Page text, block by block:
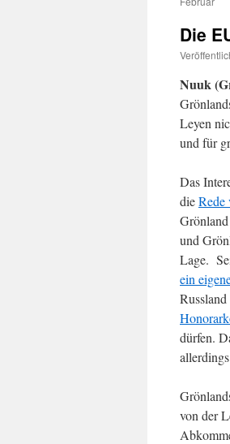
Die
Nuuk
Leyen
und für
Das
dieRede
und
Lage.
ein
dürfen.
von der